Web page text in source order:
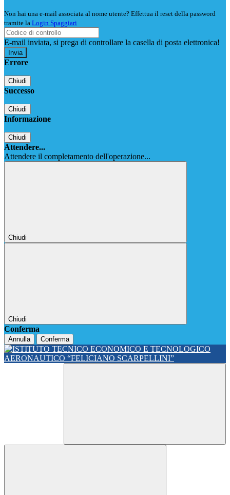
Non hai una e-mail associata al nome utente? Effettua il reset della password
tramite la Login Spaggiari
E-mail inviata, si prega di controllare la casella di posta elettronica!
Errore
Chiudi
Successo
Chiudi
Informazione
Chiudi
Attendere...
Attendere il completamento dell'operazione...
Chiudi
Chiudi
Conferma
Annulla Conferma